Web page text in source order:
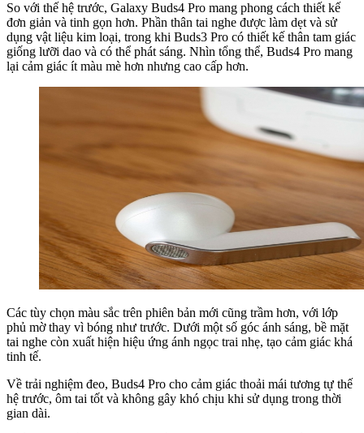
So với thế hệ trước, Galaxy Buds4 Pro mang phong cách thiết kế
đơn giản và tinh gọn hơn. Phần thân tai nghe được làm dẹt và sử
dụng vật liệu kim loại, trong khi Buds3 Pro có thiết kế thân tam giác
giống lưỡi dao và có thể phát sáng. Nhìn tổng thể, Buds4 Pro mang
lại cảm giác ít màu mè hơn nhưng cao cấp hơn.
Các tùy chọn màu sắc trên phiên bản mới cũng trầm hơn, với lớp
phủ mờ thay vì bóng như trước. Dưới một số góc ánh sáng, bề mặt
tai nghe còn xuất hiện hiệu ứng ánh ngọc trai nhẹ, tạo cảm giác khá
tinh tế.
Về trải nghiệm đeo, Buds4 Pro cho cảm giác thoải mái tương tự thế
hệ trước, ôm tai tốt và không gây khó chịu khi sử dụng trong thời
gian dài.